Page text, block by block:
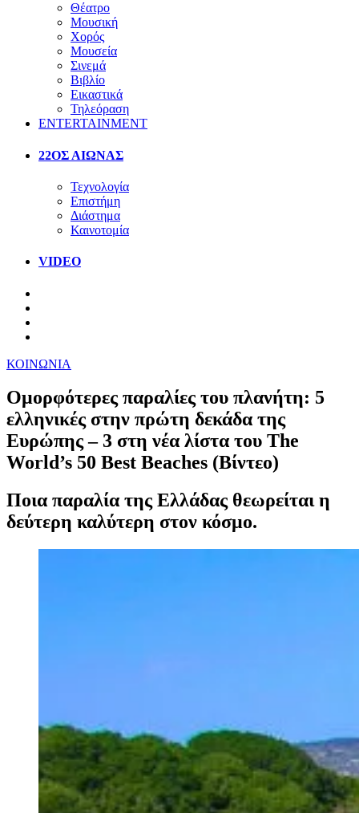
Θέατρο
Μουσική
Χορός
Μουσεία
Σινεμά
Βιβλίο
Εικαστικά
Τηλεόραση
ENTERTAINMENT
22ΟΣ ΑΙΩΝΑΣ
Τεχνολογία
Επιστήμη
Διάστημα
Καινοτομία
VIDEO
ΚΟΙΝΩΝΙΑ
Ομορφότερες παραλίες του πλανήτη: 5
ελληνικές στην πρώτη δεκάδα της
Ευρώπης – 3 στη νέα λίστα του The
World’s 50 Best Beaches (Βίντεο)
Ποια παραλία της Ελλάδας θεωρείται η
δεύτερη καλύτερη στον κόσμο.